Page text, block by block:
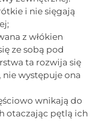
i nie sięgają
z włókien
ze sobą pod
ta rozwija się
występuje ona
wnikają do
otaczając pętlą ich